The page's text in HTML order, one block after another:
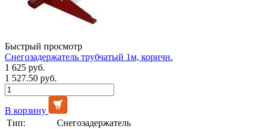
Быстрый просмотр
Снегозадержатель трубчатый 1м, коричн.
1 625 руб.
1 527.50 руб.
В корзину
Тип:
Снегозадержатель